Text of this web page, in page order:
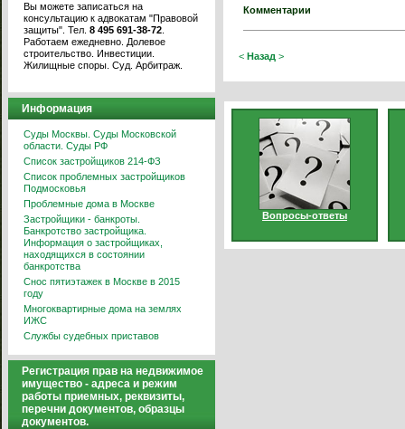
Вы можете записаться на
консультацию к адвокатам "Правовой
защиты". Тел. 8 495 691-38-72
Работаем ежедневно. Долевое
строительство. Инвестиции.
Жилищные споры. Суд. Арбитраж.
Информация
Суды Москвы. Суды Московской
области. Суды РФ
Список застройщиков 214-ФЗ
Список проблемных застройщиков
Подмосковья
Проблемные дома в Москве
Застройщики - банкроты.
Банкротство застройщика.
Информация о застройщиках,
находящихся в состоянии
банкротства
Снос пятиэтажек в Москве в 2015
году
Многоквартирные дома на землях
ИЖС
Службы судебных приставов
Регистрация прав на недвижимое
имущество - адреса и режим
работы приемных, реквизиты,
перечни документов, образцы
документов.
Комментарии
< Назад >
Вопросы-ответы